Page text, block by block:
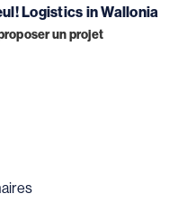
Logistics in Wallonia
un projet